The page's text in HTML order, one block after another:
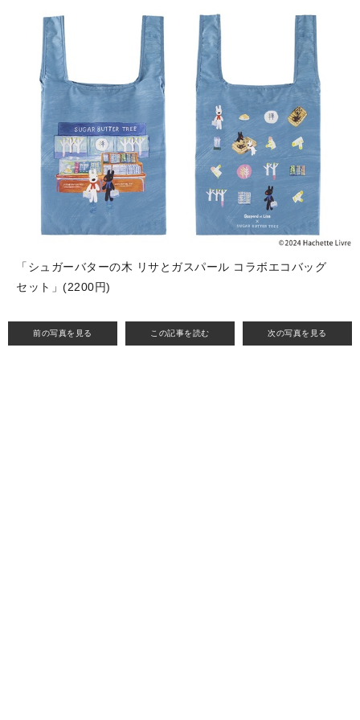
前の写真を見る この記事を読む 次の写真を見る
「シュガーバターの木 リサとガスパール コラボエコバッグ
セット」(2200円)